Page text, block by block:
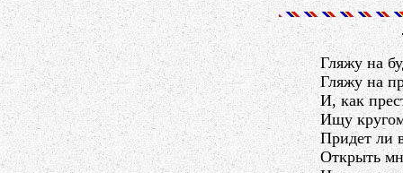
Гляжу на
Гляжу на
И, как
Ищу
Придет ли
Открыть